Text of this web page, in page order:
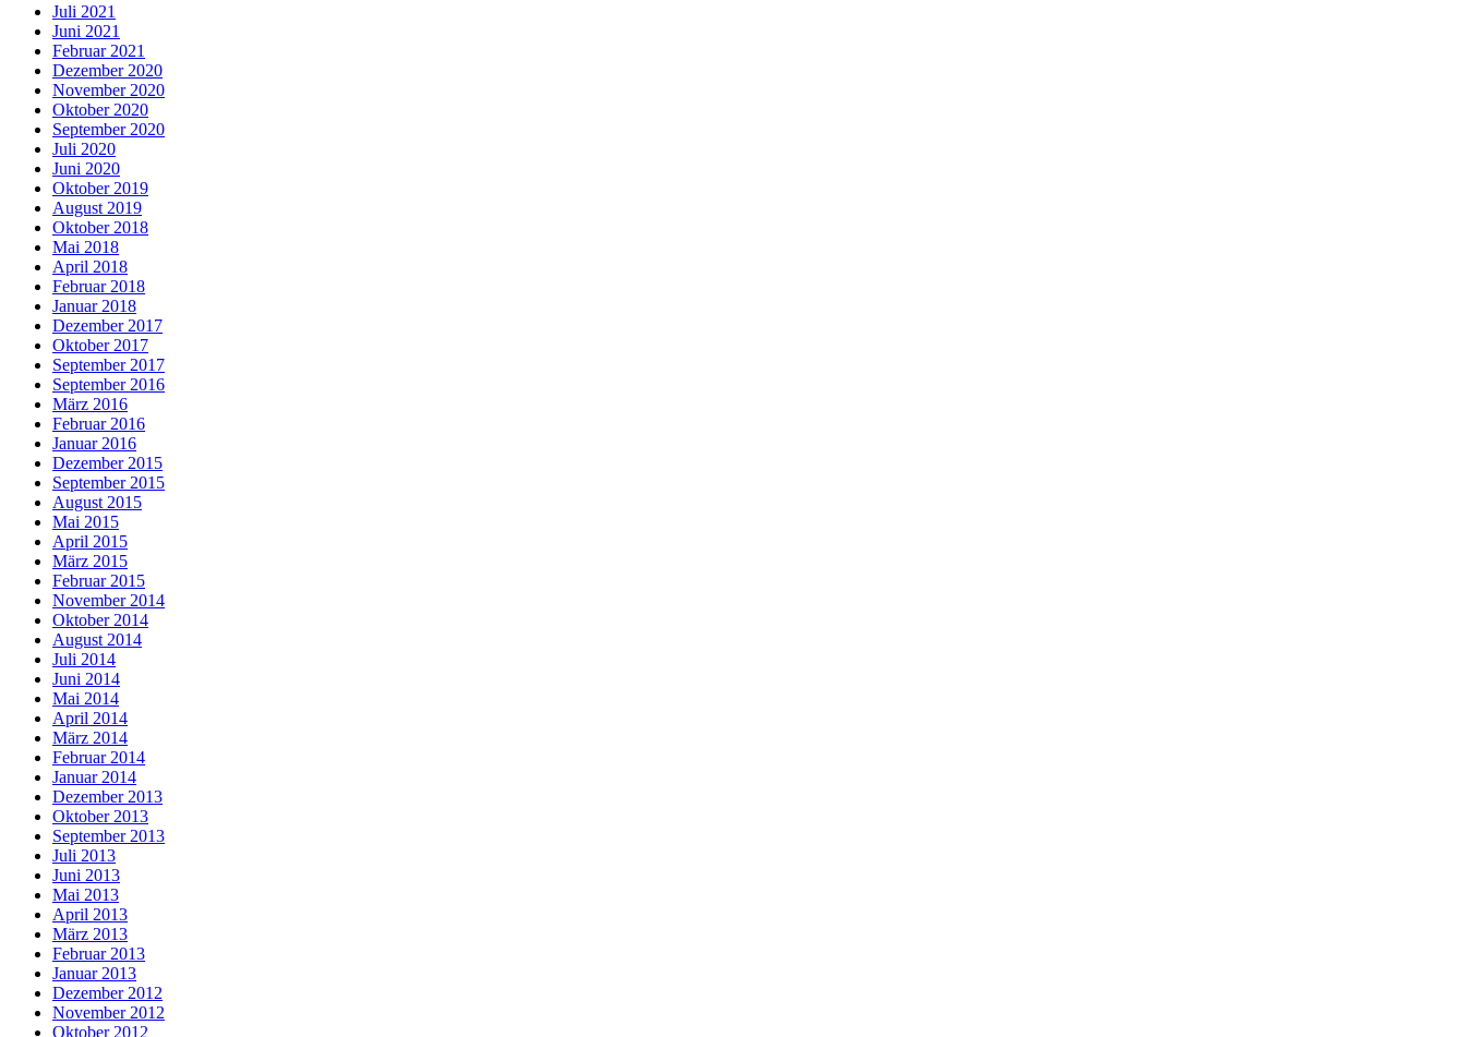
Juli 2021
Juni 2021
Februar 2021
Dezember 2020
November 2020
Oktober 2020
September 2020
Juli 2020
Juni 2020
Oktober 2019
August 2019
Oktober 2018
Mai 2018
April 2018
Februar 2018
Januar 2018
Dezember 2017
Oktober 2017
September 2017
September 2016
März 2016
Februar 2016
Januar 2016
Dezember 2015
September 2015
August 2015
Mai 2015
April 2015
März 2015
Februar 2015
November 2014
Oktober 2014
August 2014
Juli 2014
Juni 2014
Mai 2014
April 2014
März 2014
Februar 2014
Januar 2014
Dezember 2013
Oktober 2013
September 2013
Juli 2013
Juni 2013
Mai 2013
April 2013
März 2013
Februar 2013
Januar 2013
Dezember 2012
November 2012
Oktober 2012